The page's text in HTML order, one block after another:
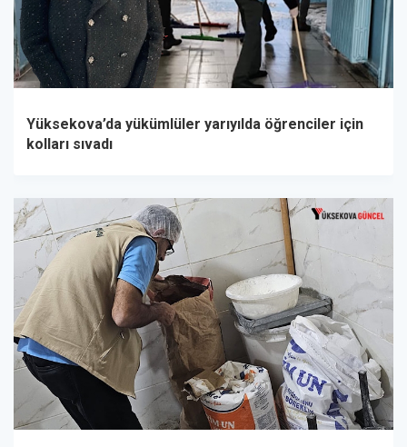
Yüksekova’da yükümlüler yarıyılda öğrenciler için
kolları sıvadı